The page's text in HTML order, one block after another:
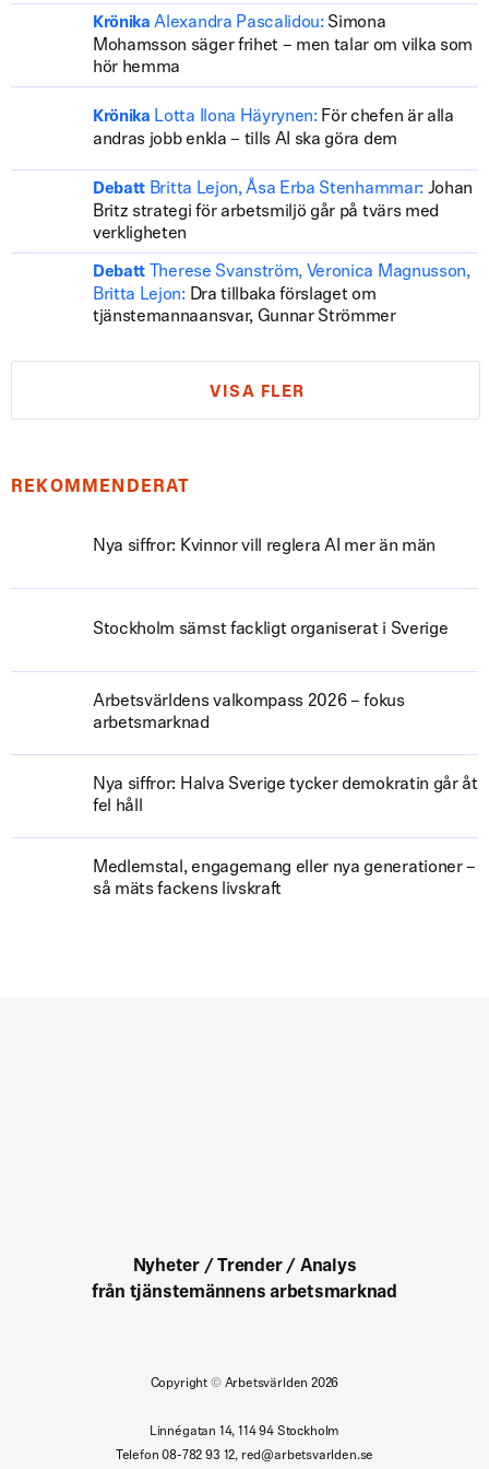
Krönika Alexandra Pascalidou: Simona
Mohamsson säger frihet – men talar om vilka som
hör hemma
Krönika Lotta Ilona Häyrynen: För chefen är alla
andras jobb enkla – tills AI ska göra dem
Debatt Britta Lejon, Åsa Erba Stenhammar: Johan
Britz strategi för arbetsmiljö går på tvärs med
verkligheten
Debatt
Therese Svanström, Veronica Magnusson,
Britta Lejon: Dra tillbaka förslaget om
tjänstemannaansvar, Gunnar Strömmer
VISA FLER
REKOMMENDERAT
Nya siffror: Kvinnor vill reglera AI mer än män
Stockholm sämst fackligt organiserat i Sverige
Arbetsvärldens valkompass 2026 – fokus
arbetsmarknad
Nya siffror: Halva Sverige tycker demokratin går åt
fel håll
Medlemstal, engagemang eller nya generationer –
så mäts fackens livskraft
Nyheter / Trender / Analys
från tjänstemännens arbetsmarknad
Copyright ©Arbetsvärlden 2026
Linnégatan 14, 114 94 Stockholm
Telefon 08-782 93 12, red@arbetsvarlden.se